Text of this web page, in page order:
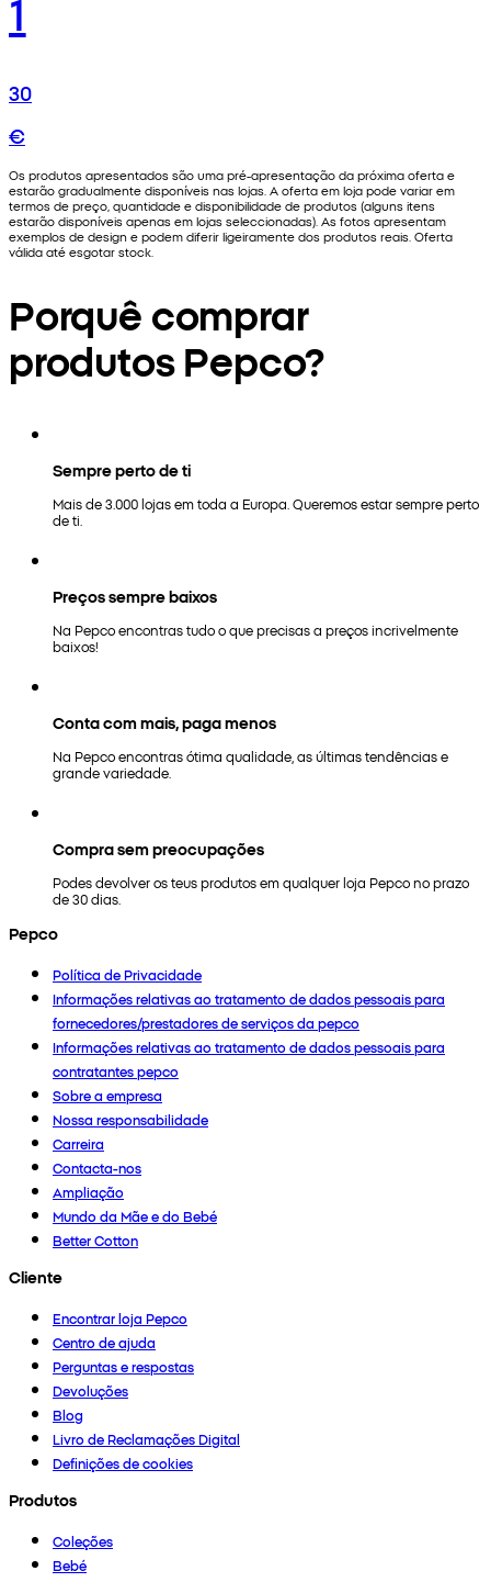
30
€
Os produtos apresentados são uma pré-apresentação da próxima oferta e
estarão gradualmente disponíveis nas lojas. A oferta em loja pode variar em
termos de preço, quantidade e disponibilidade de produtos (alguns itens
estarão disponíveis apenas em lojas seleccionadas). As fotos apresentam
exemplos de design e podem diferir ligeiramente dos produtos reais. Oferta
válida até esgotar stock.
Porquê comprar
produtos Pepco?
Sempre perto de ti
Mais de 3.000 lojas em toda a Europa. Queremos estar sempre perto
de ti.
Preços sempre baixos
Na Pepco encontras tudo o que precisas a preços incrivelmente
baixos!
Conta com mais, paga menos
Na Pepco encontras ótima qualidade, as últimas tendências e
grande variedade.
Compra sem preocupações
Podes devolver os teus produtos em qualquer loja Pepco no prazo
de 30 dias.
Pepco
Política de Privacidade
Informações relativas ao tratamento de dados pessoais para
fornecedores/prestadores de serviços da pepco
Informações relativas ao tratamento de dados pessoais para
contratantes pepco
Sobre a empresa
Nossa responsabilidade
Carreira
Contacta-nos
Ampliação
Mundo da Mãe e do Bebé
Better Cotton
Cliente
Encontrar loja Pepco
Centro de ajuda
Perguntas e respostas
Devoluções
Blog
Livro de Reclamações Digital
Definições de cookies
Produtos
Coleções
Bebé